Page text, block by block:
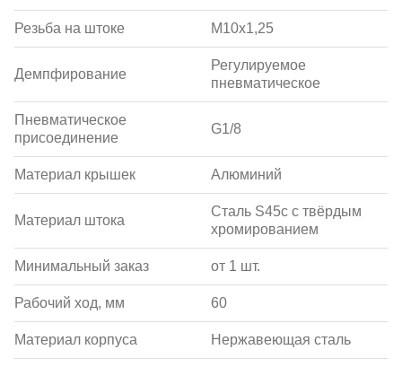
Резьба на штоке M10x1,25
Демпфирование
Регулируемое
пневматическое
Пневматическое
присоединение
G1/8
Материал крышек Алюминий
Материал штока
Сталь S45c с твёрдым
хромированием
Минимальный заказ от 1 шт.
Рабочий ход, мм 60
Материал корпуса Нержавеющая сталь